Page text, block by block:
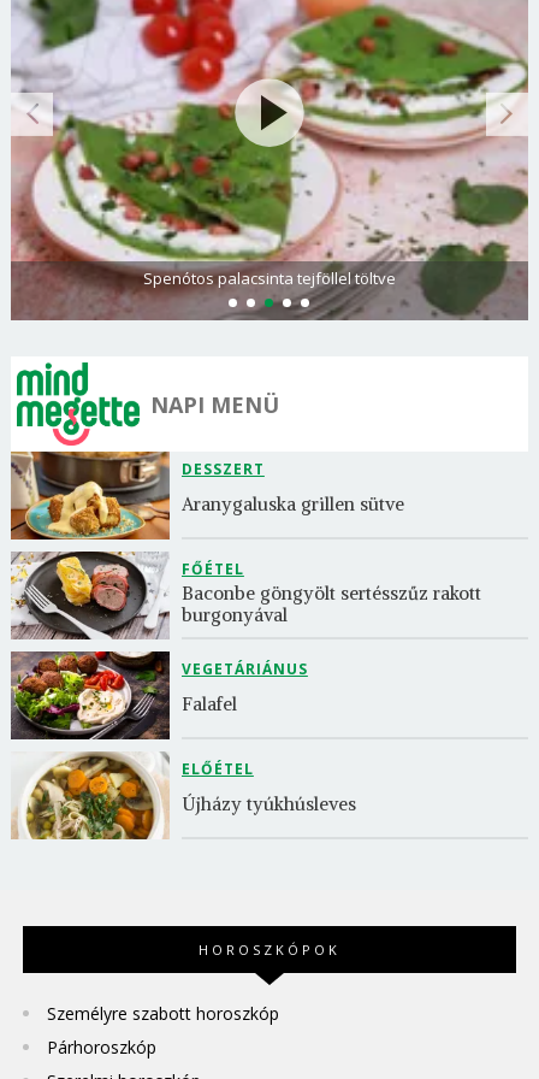
Spenótos palacsinta tejföllel töltve
NAPI MENÜ
DESSZERT
Aranygaluska grillen sütve
FŐÉTEL
Baconbe göngyölt sertésszűz rakott
burgonyával
VEGETÁRIÁNUS
Falafel
ELŐÉTEL
Újházy tyúkhúsleves
HOROSZKÓPOK
Személyre szabott horoszkóp
Párhoroszkóp